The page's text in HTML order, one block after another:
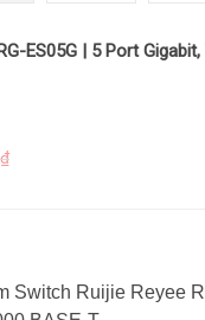
ES05G | 5 Port
₫
Switch Ruijie Reyee